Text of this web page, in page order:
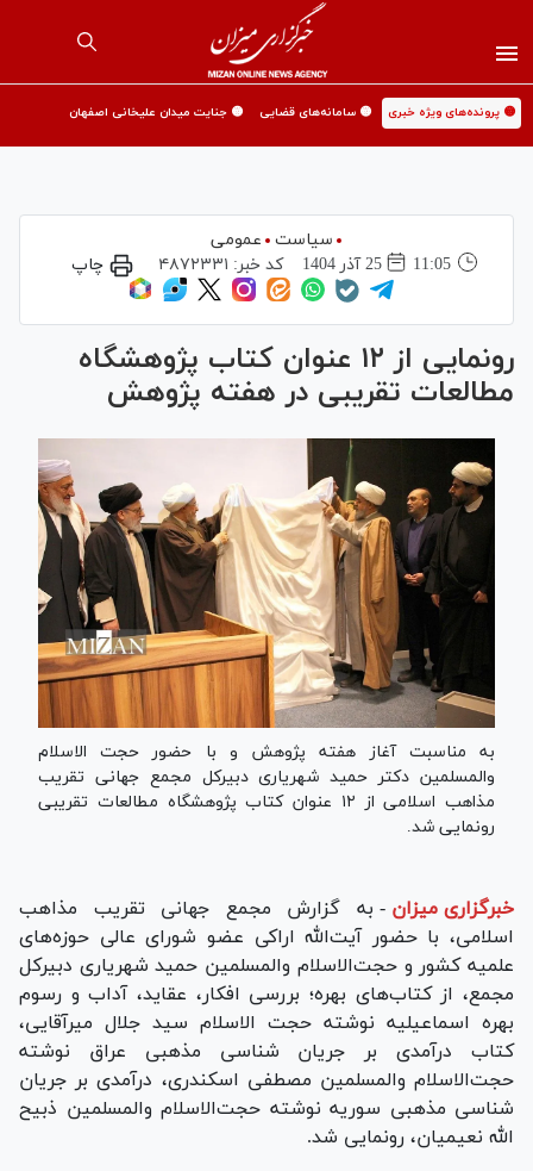
🟡 پرونده‌های ویژه خبری 🟡 سامانه‌های قضایی 🟡 جنایت میدان علیخانی اصفهان
سیاست
عمومی
11:05
25 آذر 1404 کد خبر: ۴۸۷۲۳۳۱ چاپ
رونمایی از ۱۲ عنوان کتاب پژوهشگاه
مطالعات تقریبی در هفته پژوهش
به مناسبت آغاز هفته پژوهش و با حضور حجت الاسلام
والمسلمین دکتر حمید شهریاری دبیرکل مجمع جهانی تقریب
مذاهب اسلامی از ۱۲ عنوان کتاب پژوهشگاه مطالعات تقریبی
رونمایی شد.
خبرگزاری میزان - به گزارش مجمع جهانی تقریب مذاهب
اسلامی، با حضور آیت‌الله اراکی عضو شورای عالی حوزه‌های
علمیه کشور و حجت‌الاسلام والمسلمین حمید شهریاری دبیرکل
مجمع، از کتاب‌های بهره؛ بررسی افکار، عقاید، آداب و رسوم
بهره اسماعیلیه نوشته حجت الاسلام سید جلال میرآقایی،
کتاب درآمدی بر جریان شناسی مذهبی عراق نوشته
حجت‌الاسلام والمسلمین مصطفی اسکندری، درآمدی بر جریان
شناسی مذهبی سوریه نوشته حجت‌الاسلام والمسلمین ذبیح
الله نعیمیان، رونمایی شد.